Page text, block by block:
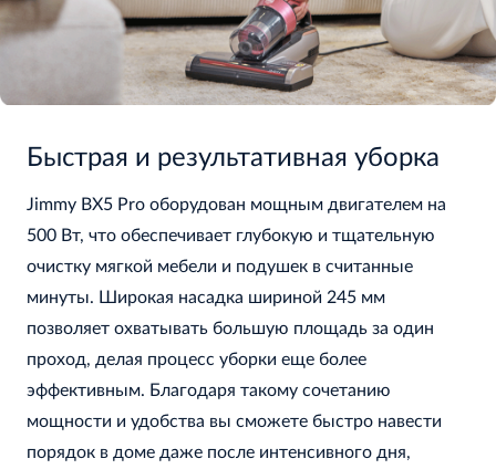
Быстрая и результативная уборка
Jimmy BX5 Pro оборудован мощным двигателем на
500 Вт, что обеспечивает глубокую и тщательную
очистку мягкой мебели и подушек в считанные
минуты. Широкая насадка шириной 245 мм
позволяет охватывать большую площадь за один
проход, делая процесс уборки еще более
эффективным. Благодаря такому сочетанию
мощности и удобства вы сможете быстро навести
порядок в доме даже после интенсивного дня,